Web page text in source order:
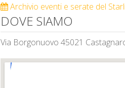
Archivio eventi e serate del
DOVE SIAMO
Via Borgonuovo 45021